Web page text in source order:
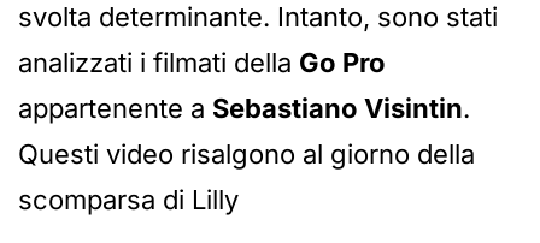
svolta determinante. Intanto, sono stati
analizzati i filmati della Go Pro
appartenente a Sebastiano Visintin.
Questi video risalgono al giorno della
scomparsa di Lilly